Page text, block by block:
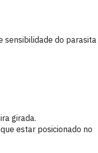
sensibilidade do parasita
girada.
estar posicionado no